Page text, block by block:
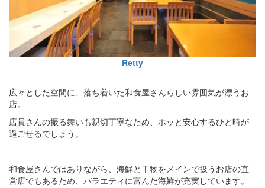
Retty
広々とした空間に、落ち着いた和食屋さんらしい雰囲気が漂うお
店。
店員さんの振る舞いも親切丁寧なため、ホッと安心するひと時が
過ごせるでしょう。
和食屋さんではありながら、海鮮と干物をメインで扱うお店の直
営店でもあるため、バラエティに富んだ海鮮が充実しています。